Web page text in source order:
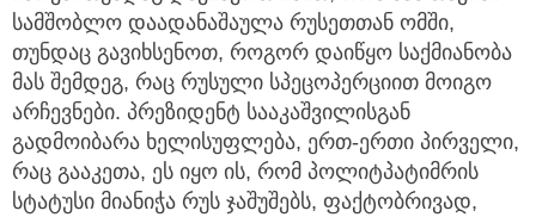
სამშობლო დაადანაშაულა რუსეთთან ომში,
თუნდაც გავიხსენოთ, როგორ დაიწყო საქმიანობა
მას შემდეგ, რაც რუსული სპეცოპერციით მოიგო
არჩევნები. პრეზიდენტ სააკაშვილისგან
გადმოიბარა ხელისუფლება, ერთ-ერთი პირველი,
რაც გააკეთა, ეს იყო ის, რომ პოლიტპატიმრის
სტატუსი მიანიჭა რუს ჯაშუშებს, ფაქტობრივად,